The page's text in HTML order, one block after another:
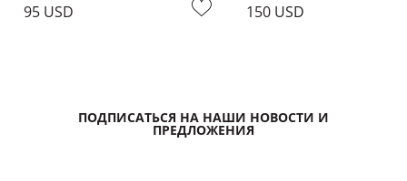
95 USD 150 USD
ПОДПИСАТЬСЯ НА НАШИ НОВОСТИ И
ПРЕДЛОЖЕНИЯ